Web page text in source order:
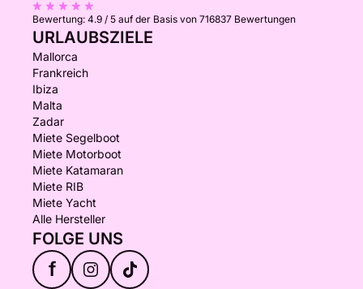
Bewertung: 4.9 / 5 auf der Basis von 716837 Bewertungen
URLAUBSZIELE
Mallorca
Frankreich
Ibiza
Malta
Zadar
Miete Segelboot
Miete Motorboot
Miete Katamaran
Miete RIB
Miete Yacht
Alle Hersteller
FOLGE UNS
f